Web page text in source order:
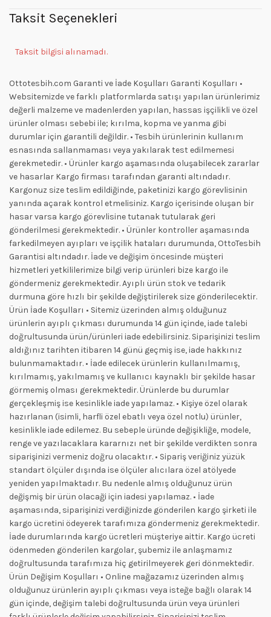
Taksit Seçenekleri
Taksit bilgisi alınamadı.
Ottotesbih.com Garanti ve İade Koşulları Garanti Koşulları •
Websitemizde ve farklı platformlarda satışı yapılan ürünlerimiz
değerli malzeme ve madenlerden yapılan, hassas işçilikli ve özel
ürünler olması sebebi ile; kırılma, kopma ve yanma gibi
durumlar için garantili değildir. • Tesbih ürünlerinin kullanım
esnasında sallanmaması veya yakılarak test edilmemesi
gerekmetedir. • Ürünler kargo aşamasında oluşabilecek zararlar
ve hasarlar Kargo firması tarafından garanti altındadır.
Kargonuz size teslim edildiğinde, paketinizi kargo görevlisinin
yanında açarak kontrol etmelisiniz. Kargo içerisinde oluşan bir
hasar varsa kargo görevlisine tutanak tutularak geri
gönderilmesi gerekmektedir. • Ürünler kontroller aşamasında
farkedilmeyen ayıpları ve işçilik hataları durumunda, OttoTesbih
Garantisi altındadır. İade ve değişim öncesinde müşteri
hizmetleri yetkililerimize bilgi verip ürünleri bize kargo ile
göndermeniz gerekmektedir. Ayıplı ürün stok ve tedarik
durmuna göre hızlı bir şekilde değiştirilerek size gönderilecektir.
Ürün İade Koşulları • Sitemiz üzerinden almış olduğunuz
ürünlerin ayıplı çıkması durumunda 14 gün içinde, iade talebi
doğrultusunda ürün/ürünleri iade edebilirsiniz. Siparişinizi teslim
aldığınız tarihten itibaren 14 günü geçmiş ise, iade hakkınız
bulunmamaktadır. • İade edilecek ürünlerin kullanılmamış,
kırılmamış, yakılmamış ve kullanıcı kaynaklı bir şekilde hasar
görmemiş olması gerekmektedir. Ürünlerde bu durumlar
gerçekleşmiş ise kesinlikle iade yapılamaz. • Kişiye özel olarak
hazırlanan (isimli, harfli özel ebatlı veya özel notlu) ürünler,
kesinlikle iade edilemez. Bu sebeple üründe değişikliğe, modele,
renge ve yazılacaklara kararnızı net bir şekilde verdikten sonra
siparişinizi vermeniz doğru olacaktır. • Sipariş veriğiniz yüzük
standart ölçüler dışında ise ölçüler alıcılara özel atölyede
yeniden yapılmaktadır. Bu nedenle almış olduğunuz ürün
değişmiş bir ürün olacaği için iadesi yapılamaz. • İade
aşamasında, siparişinizi verdiğinizde gönderilen kargo şirketi ile
kargo ücretini ödeyerek tarafımıza göndermeniz gerekmektedir.
İade durumlarında kargo ücretleri müşteriye aittir. Kargo ücreti
ödenmeden gönderilen kargolar, şubemiz ile anlaşmamız
doğrultusunda tarafımıza hiç getirilmeyerek geri dönmektedir.
Ürün Değişim Koşulları • Online mağazamız üzerinden almış
olduğunuz ürünlerin ayıplı çıkması veya isteğe bağlı olarak 14
gün içinde, değişim talebi doğrultusunda ürün veya ürünleri